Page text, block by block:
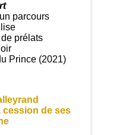
parcours
prélats
Prince (2021)
cession de ses